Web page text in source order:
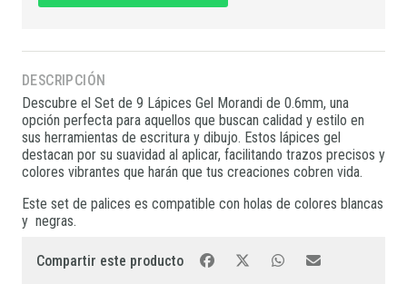
DESCRIPCIÓN
Descubre el Set de 9 Lápices Gel Morandi de 0.6mm, una
opción perfecta para aquellos que buscan calidad y estilo en
sus herramientas de escritura y dibujo. Estos lápices gel
destacan por su suavidad al aplicar, facilitando trazos precisos y
colores vibrantes que harán que tus creaciones cobren vida.
Este set de palices es compatible con holas de colores blancas
y negras.
Compartir este producto